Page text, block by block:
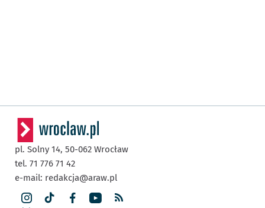
pl. Solny 14, 50-062 Wrocław
tel. 71 776 71 42
e-mail: redakcja@araw.pl